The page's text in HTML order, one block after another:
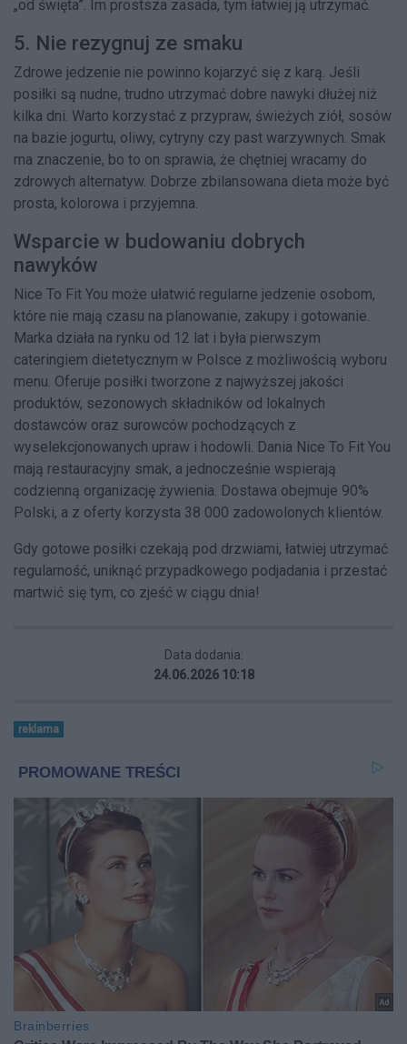
„od święta”. Im prostsza zasada, tym łatwiej ją utrzymać.
5. Nie rezygnuj ze smaku
Zdrowe jedzenie nie powinno kojarzyć się z karą. Jeśli
posiłki są nudne, trudno utrzymać dobre nawyki dłużej niż
kilka dni. Warto korzystać z przypraw, świeżych ziół, sosów
na bazie jogurtu, oliwy, cytryny czy past warzywnych. Smak
ma znaczenie, bo to on sprawia, że chętniej wracamy do
zdrowych alternatyw. Dobrze zbilansowana dieta może być
prosta, kolorowa i przyjemna.
Wsparcie w budowaniu dobrych
nawyków
Nice To Fit You może ułatwić regularne jedzenie osobom,
które nie mają czasu na planowanie, zakupy i gotowanie.
Marka działa na rynku od 12 lat i była pierwszym
cateringiem dietetycznym w Polsce z możliwością wyboru
menu. Oferuje posiłki tworzone z najwyższej jakości
produktów, sezonowych składników od lokalnych
dostawców oraz surowców pochodzących z
wyselekcjonowanych upraw i hodowli. Dania Nice To Fit You
mają restauracyjny smak, a jednocześnie wspierają
codzienną organizację żywienia. Dostawa obejmuje 90%
Polski, a z oferty korzysta 38 000 zadowolonych klientów.
Gdy gotowe posiłki czekają pod drzwiami, łatwiej utrzymać
regularność, uniknąć przypadkowego podjadania i przestać
martwić się tym, co zjeść w ciągu dnia!
Data dodania:
24.06.2026 10:18
reklama